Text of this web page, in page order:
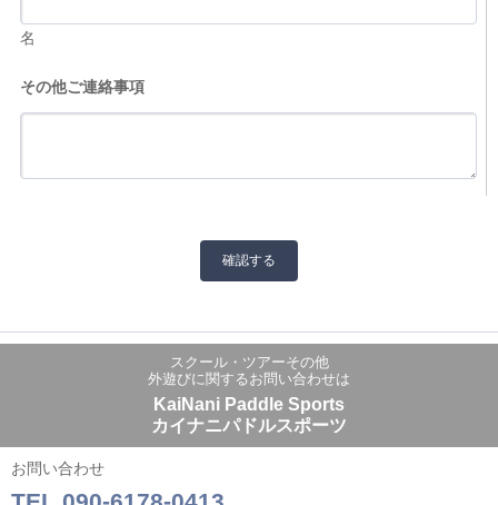
名
その他ご連絡事項
スクール・ツアーその他
外遊びに関するお問い合わせは
KaiNani Paddle Sports
カイナニパドルスポーツ
お問い合わせ